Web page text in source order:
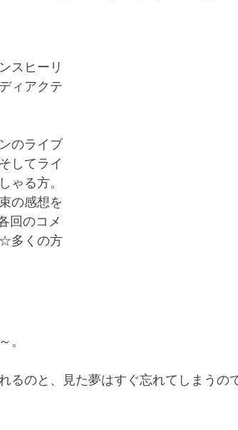
スヒーリ
ィアクテ
のライブ
してライ
ゃる方。
の感想を
回のコメ
多くの方
。
るのと、見た夢はすぐ忘れてしまうの